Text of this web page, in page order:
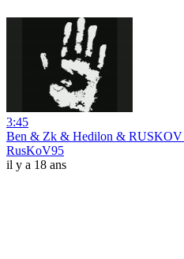
3:45
Ben & Zk & Hedilon & RUSKOV
RusKoV95
il y a 18 ans